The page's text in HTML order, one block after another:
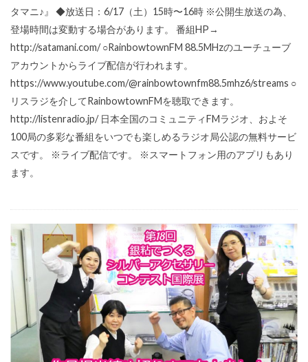
タマニ♪』 ◆放送日：6/17（土）15時〜16時 ※公開生放送の為、
登場時間は変動する場合があります。 番組HP→
http://satamani.com/ ○RainbowtownFM 88.5MHzのユーチューブ
アカウントからライブ配信が行われます。
https://www.youtube.com/@rainbowtownfm88.5mhz6/streams ○
リスラジを介してRainbowtownFMを聴取できます。
http://listenradio.jp/ 日本全国のコミュニティFMラジオ、およそ
100局の多彩な番組をいつでも楽しめるラジオ局公認の無料サービ
スです。 ※ライブ配信です。 ※スマートフォン用のアプリもあり
ます。